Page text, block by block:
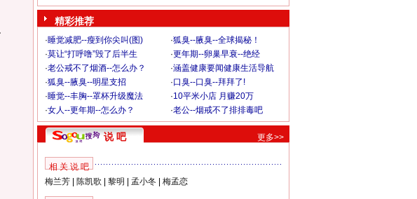
精彩推荐
·睡觉减肥--瘦到你尖叫(图) ·狐臭--腋臭--全球揭秘！
·莫让“打呼噜”毁了后半生 ·更年期--卵巢早衰--绝经
·老公戒不了烟酒--怎么办？ ·涵盖健康要闻健康生活导航
·狐臭--腋臭--明星支招 ·口臭--口臭--拜拜了!
·睡觉--丰胸--罩杯升级魔法 ·10平米小店 月赚20万
·女人--更年期--怎么办？ ·老公--烟戒不了排排毒吧
说 吧 更多>>
相 关 说 吧
梅兰芳| 陈凯歌 黎明 孟小冬| 梅孟恋